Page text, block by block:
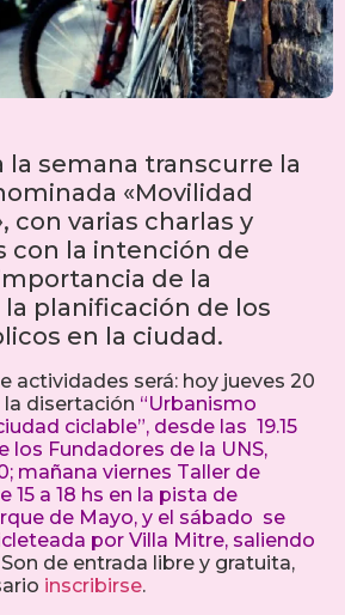
la semana transcurre la
«Movilidad
con varias charlas y
con la intención de
de la
planificación de los
en la ciudad.
actividades será: hoy jueves 20
la disertación “Urbanismo
ciclable”, desde las 19.15
los Fundadores de la UNS,
mañana viernes Taller de
15 a 18 hs en la pista de
de Mayo, y el sábado se
por Villa Mitre, saliendo
Son de entrada libre y gratuita,
inscribirse.